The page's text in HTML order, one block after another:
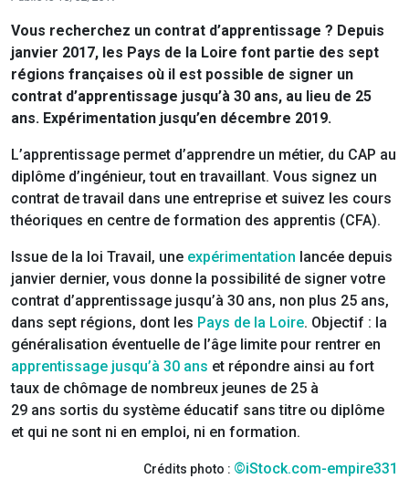
Vous recherchez un contrat d’apprentissage ? Depuis
janvier 2017, les Pays de la Loire font partie des sept
régions françaises où il est possible de signer un
contrat d’apprentissage jusqu’à 30 ans, au lieu de 25
ans. Expérimentation jusqu’en décembre 2019.
L’apprentissage permet d’apprendre un métier, du CAP au
diplôme d’ingénieur, tout en travaillant. Vous signez un
contrat de travail dans une entreprise et suivez les cours
théoriques en centre de formation des apprentis (CFA).
Issue de la loi Travail, une expérimentation lancée depuis
janvier dernier, vous donne la possibilité de signer votre
contrat d’apprentissage jusqu’à 30 ans, non plus 25 ans,
dans sept régions, dont les Pays de la Loire. Objectif : la
généralisation éventuelle de l’âge limite pour rentrer en
apprentissage jusqu’à 30 ans et répondre ainsi au fort
taux de chômage de nombreux jeunes de 25 à
29 ans sortis du système éducatif sans titre ou diplôme
et qui ne sont ni en emploi, ni en formation.
Crédits photo : ©iStock.com-empire331